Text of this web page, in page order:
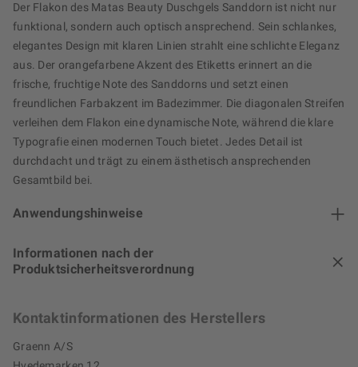
Der Flakon des Matas Beauty Duschgels Sanddorn ist nicht nur
funktional, sondern auch optisch ansprechend. Sein schlankes,
elegantes Design mit klaren Linien strahlt eine schlichte Eleganz
aus. Der orangefarbene Akzent des Etiketts erinnert an die
frische, fruchtige Note des Sanddorns und setzt einen
freundlichen Farbakzent im Badezimmer. Die diagonalen Streifen
verleihen dem Flakon eine dynamische Note, während die klare
Typografie einen modernen Touch bietet. Jedes Detail ist
durchdacht und trägt zu einem ästhetisch ansprechenden
Gesamtbild bei.
Anwendungshinweise
Informationen nach der
Produktsicherheitsverordnung
Kontaktinformationen des Herstellers
Graenn A/S